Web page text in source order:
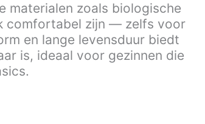
materialen zoals biologische
comfortabel zijn — zelfs voor
en lange levensduur biedt
is, ideaal voor gezinnen die